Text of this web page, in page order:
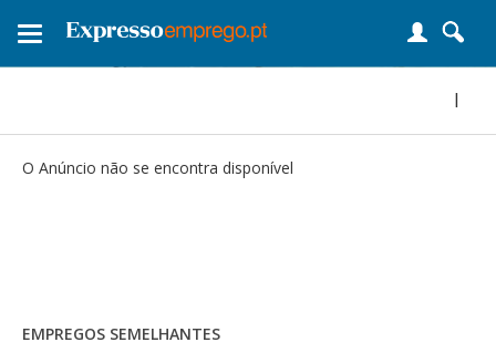
Toggle
|
O Anúncio não se encontra disponível
EMPREGOS SEMELHANTES